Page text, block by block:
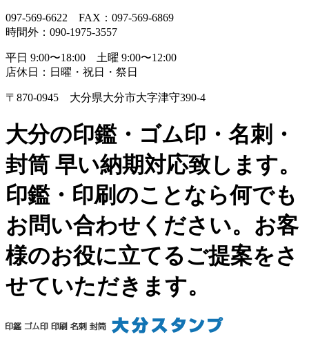
097-569-6622 FAX：097-569-6869
時間外：090-1975-3557
平日 9:00〜18:00 土曜 9:00〜12:00
店休日：日曜・祝日・祭日
〒870-0945 大分県大分市大字津守390-4
大分の印鑑・ゴム印・名刺・
封筒 早い納期対応致します。
印鑑・印刷のことなら何でも
お問い合わせください。お客
様のお役に立てるご提案をさ
せていただきます。